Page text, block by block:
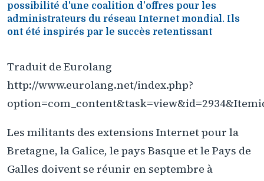
possibilité d'une coalition d'offres pour les
administrateurs du réseau Internet mondial. Ils
ont été inspirés par le succès retentissant
Traduit de Eurolang
http://www.eurolang.net/index.php?
Les militants des extensions Internet pour la
Bretagne, la Galice, le pays Basque et le Pays de
Galles doivent se réunir en septembre à